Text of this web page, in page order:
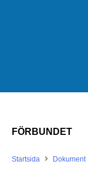
FÖRBUNDET
Startsida Dokument